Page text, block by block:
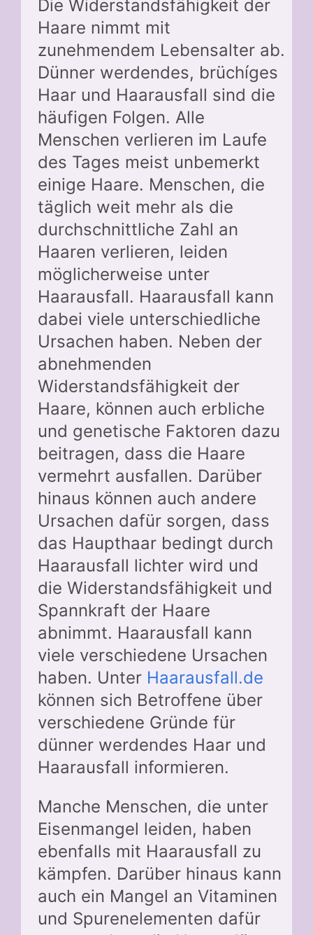
Die Widerstandsfähigkeit der
Haare nimmt mit
zunehmendem Lebensalter ab.
Dünner werdendes, brüchíges
Haar und Haarausfall sind die
häufigen Folgen. Alle
Menschen verlieren im Laufe
des Tages meist unbemerkt
einige Haare. Menschen, die
täglich weit mehr als die
durchschnittliche Zahl an
Haaren verlieren, leiden
möglicherweise unter
Haarausfall. Haarausfall kann
dabei viele unterschiedliche
Ursachen haben. Neben der
abnehmenden
Widerstandsfähigkeit der
Haare, können auch erbliche
und genetische Faktoren dazu
beitragen, dass die Haare
vermehrt ausfallen. Darüber
hinaus können auch andere
Ursachen dafür sorgen, dass
das Haupthaar bedingt durch
Haarausfall lichter wird und
die Widerstandsfähigkeit und
Spannkraft der Haare
abnimmt. Haarausfall kann
viele verschiedene Ursachen
haben. Unter Haarausfall.de
können sich Betroffene über
verschiedene Gründe für
dünner werdendes Haar und
Haarausfall informieren.
Manche Menschen, die unter
Eisenmangel leiden, haben
ebenfalls mit Haarausfall zu
kämpfen. Darüber hinaus kann
auch ein Mangel an Vitaminen
und Spurenelementen dafür